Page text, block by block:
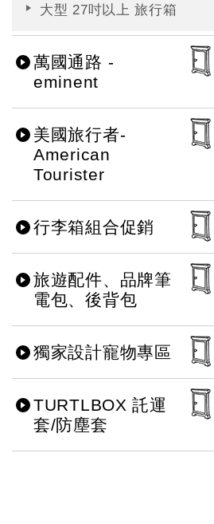
大型 27吋以上 旅行箱
萬國通路 -
eminent
美國旅行者-
American
Tourister
行李箱組合促銷
旅遊配件、品牌筆
電包、後背包
獨家設計寵物專區
TURTLBOX 託運
套/防塵套